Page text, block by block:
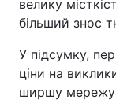
велику
більший знос
У підсумку,
ціни на
ширшу мережу